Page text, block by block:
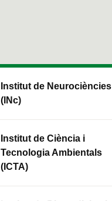
Institut de Neurociències
(INc)
Institut de Ciència i
Tecnologia Ambientals
(ICTA)